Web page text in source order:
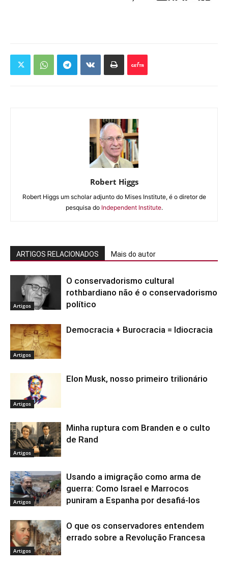
Robert Higgs
Robert Higgs um scholar adjunto do Mises Institute, é o diretor de
pesquisa do Independent Institute.
ARTIGOS RELACIONADOS Mais do autor
Artigos
O conservadorismo cultural
rothbardiano não é o conservadorismo
político
Artigos
Democracia + Burocracia = Idiocracia
Artigos
Elon Musk, nosso primeiro trilionário
Artigos
Minha ruptura com Branden e o culto
de Rand
Artigos
Usando a imigração como arma de
guerra: Como Israel e Marrocos
puniram a Espanha por desafiá-los
Artigos
O que os conservadores entendem
errado sobre a Revolução Francesa